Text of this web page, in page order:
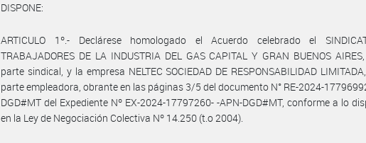
DISPONE:
ARTICULO 1º.- Declárese homologado el Acuerdo celebrado el
TRABAJADORES DE LA INDUSTRIA DEL GAS CAPITAL Y GRAN BUENOS
parte sindical, y la empresa NELTEC SOCIEDAD DE RESPONSABILIDAD
parte empleadora, obrante en las páginas 3/5 del documento N° RE-2024-
DGD#MT del Expediente Nº EX-2024-17797260- -APN-DGD#MT, conforme a lo
en la Ley de Negociación Colectiva Nº 14.250 (t.o 2004).